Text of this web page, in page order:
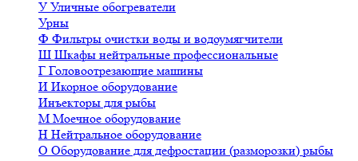
У Уличные обогреватели
Урны
Ф Фильтры очистки воды и водоумягчители
Ш Шкафы нейтральные профессиональные
Г Головоотрезающие машины
И Икорное оборудование
Инъекторы для рыбы
М Моечное оборудование
Н Нейтральное оборудование
О Оборудование для дефростации (разморозки) рыбы